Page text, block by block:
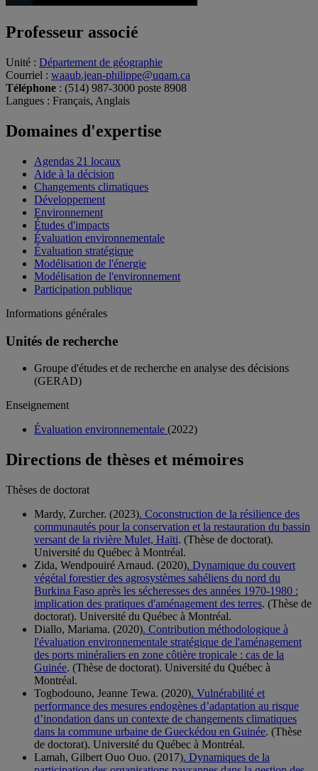
Professeur associé
Unité : Département de géographie
Courriel : waaub.jean-philippe@uqam.ca
Téléphone : (514) 987-3000 poste 8908
Langues : Français, Anglais
Domaines d'expertise
Agendas 21 locaux
Aide à la décision
Changements climatiques
Développement
Environnement
Études d'impacts
Évaluation environnementale
Évaluation stratégique
Modélisation de l'énergie
Modélisation de l'environnement
Participation publique
Informations générales
Unités de recherche
Groupe d'études et de recherche en analyse des décisions
(GERAD)
Enseignement
Évaluation environnementale (2022)
Directions de thèses et mémoires
Thèses de doctorat
Mardy, Zurcher. (2023). Coconstruction de la résilience des
communautés pour la conservation et la restauration du bassin
versant de la rivière Mulet, Haïti. (Thèse de doctorat).
Université du Québec à Montréal.
Zida, Wendpouiré Arnaud. (2020). Dynamique du couvert
végétal forestier des agrosystèmes sahéliens du nord du
Burkina Faso après les sécheresses des années 1970-1980 :
implication des pratiques d'aménagement des terres. (Thèse de
doctorat). Université du Québec à Montréal.
Diallo, Mariama. (2020). Contribution méthodologique à
l'évaluation environnementale stratégique de l'aménagement
des ports minéraliers en zone côtière tropicale : cas de la
Guinée. (Thèse de doctorat). Université du Québec à
Montréal.
Togbodouno, Jeanne Tewa. (2020). Vulnérabilité et
performance des mesures endogènes d’adaptation au risque
d’inondation dans un contexte de changements climatiques
dans la commune urbaine de Gueckédou en Guinée. (Thèse
de doctorat). Université du Québec à Montréal.
Lamah, Gilbert Ouo Ouo. (2017). Dynamiques de la